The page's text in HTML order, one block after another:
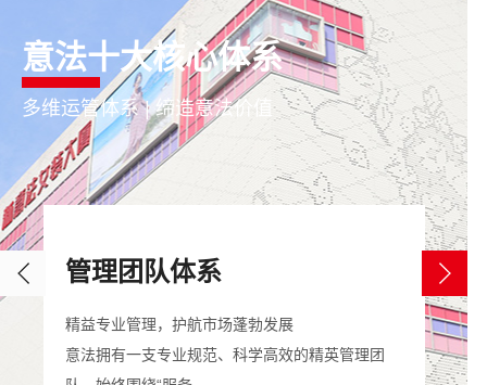
意法十大核心体系
多维运管体系 | 缔造意法价值
管理团队体系
精益专业管理，护航市场蓬勃发展
意法拥有一支专业规范、科学高效的精英管理团
多
助推
意法